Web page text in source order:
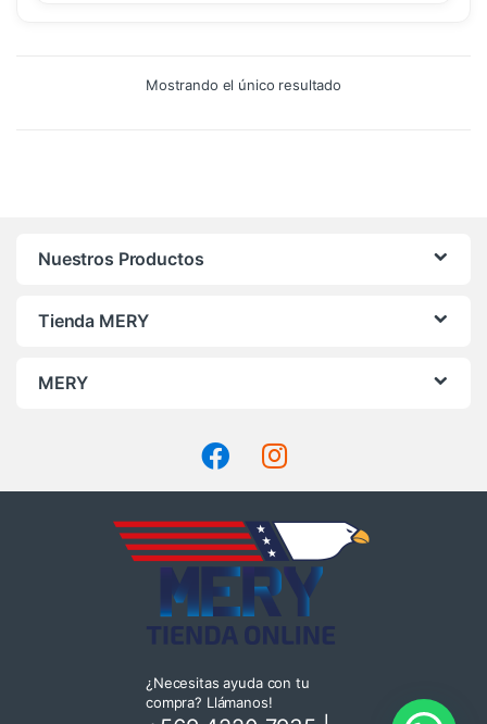
Mostrando el único resultado
Nuestros Productos
Tienda MERY
MERY
¿Necesitas ayuda con tu
compra? Llámanos!